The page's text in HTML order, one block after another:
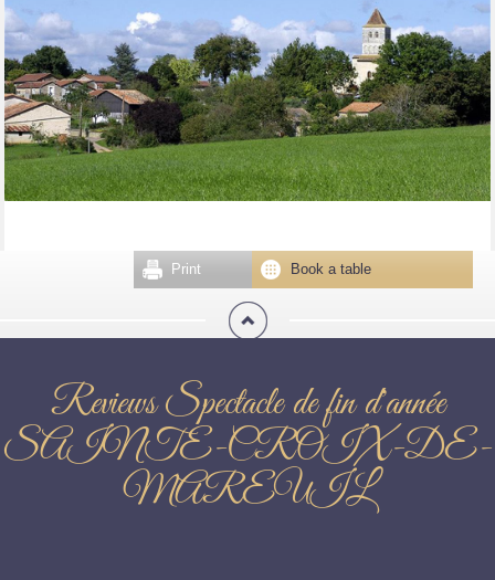
Book a table
Print
Reviews Spectacle de fin d'année
SAINTE-CROIX-DE-
MAREUIL